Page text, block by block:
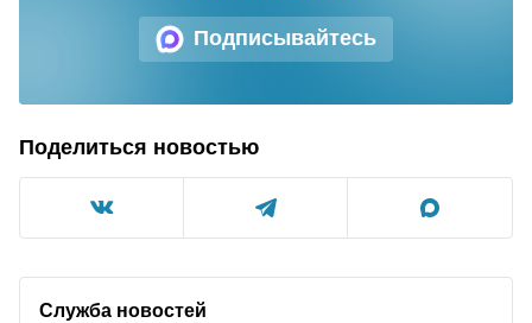
Подписывайтесь
Поделиться новостью
Служба новостей